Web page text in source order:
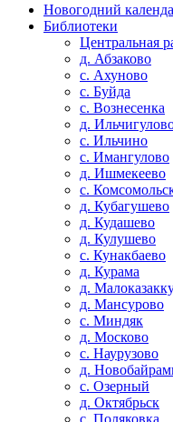
Новогодний
Библиотеки
Центральная
д. Абзаково
с. Ахуново
с. Буйда
с. Вознесенка
д.
с. Ильчино
с. Имангулово
д. Ишмекеево
с.
д. Кубагушево
д. Кудашево
д. Кулушево
с. Кунакбаево
д. Курама
д.
д. Мансурово
с. Миндяк
д. Москово
с. Наурузово
д.
с. Озерный
д. Октябрьск
с. Поляковка